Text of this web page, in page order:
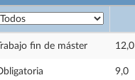
fin de máster 12,0
9,0